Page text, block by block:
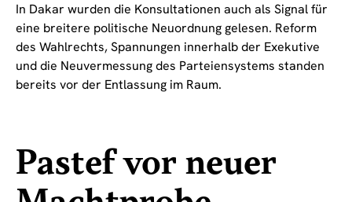
In Dakar wurden die Konsultationen auch als Signal für
eine breitere politische Neuordnung gelesen. Reform
des Wahlrechts, Spannungen innerhalb der Exekutive
und die Neuvermessung des Parteiensystems standen
bereits vor der Entlassung im Raum.
Pastef vor neuer